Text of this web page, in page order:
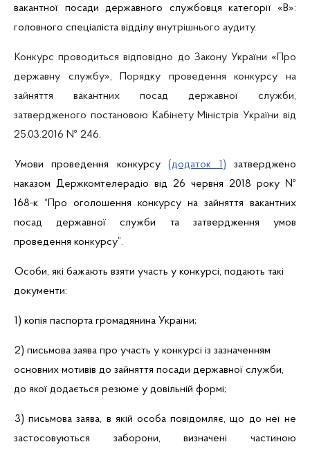
вакантної посади державного службовця категорії «В»:
головного спеціаліста відділу внутрішнього аудиту.
Конкурс проводиться відповідно до Закону України « Про
державну службу», Порядку проведення конкурсу на
зайняття вакантних посад державної служби,
затвердженого постановою Кабінету Міністрів України від
25.03.2016 № 246.
Умови проведення конкурсу(додаток 1) затверджено
наказом Держкомтелерадіо від 26 червня 2018 року №
168-к “Про оголошення конкурсу на зайняття вакантних
посад державної служби та затвердження умов
проведення конкурсу”.
Особи, які бажають взяти участь у конкурсі, подають такі
документи:
1) копія паспорта громадянина України;
2) письмова заява про участь у конкурсі із зазначенням
основних мотивів до зайняття посади державної служби,
до якої додається резюме у довільній формі;
3) письмова заява, в якій особа повідомляє, що до неї не
застосовуються заборони, визначені частиною